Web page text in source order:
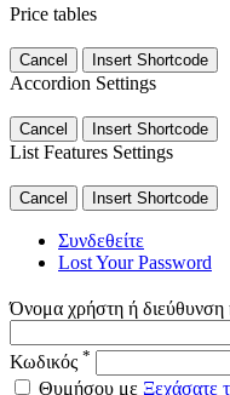
Price tables
Cancel Insert Shortcode
Accordion Settings
Cancel Insert Shortcode
List Features Settings
Cancel Insert Shortcode
Συνδεθείτε
Lost Your Password
Όνομα χρήστη ή διεύθυνση
Κωδικός *
Θυμήσου με Ξεχάσατε